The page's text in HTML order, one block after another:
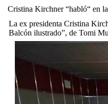
Cristina Kirchner “habló“ en
La ex presidenta Cristina
Balcón ilustrado”, de Tomi